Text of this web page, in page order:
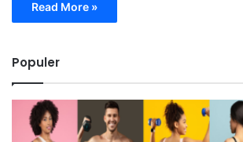
Read More »
Populer